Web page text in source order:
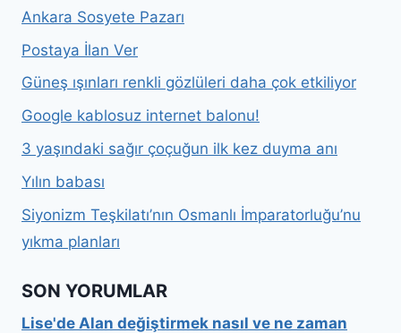
Ankara Sosyete Pazarı
Postaya İlan Ver
Güneş ışınları renkli gözlüleri daha çok etkiliyor
Google kablosuz internet balonu!
3 yaşındaki sağır çoçuğun ilk kez duyma anı
Yılın babası
Siyonizm Teşkilatı’nın Osmanlı İmparatorluğu’nu
yıkma planları
SON YORUMLAR
Lise'de Alan değiştirmek nasıl ve ne zaman